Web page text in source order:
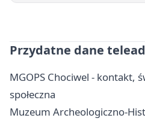
Przydatne dane
MGOPS Chociwel - kontakt,
społeczna
Muzeum Archeologiczno-